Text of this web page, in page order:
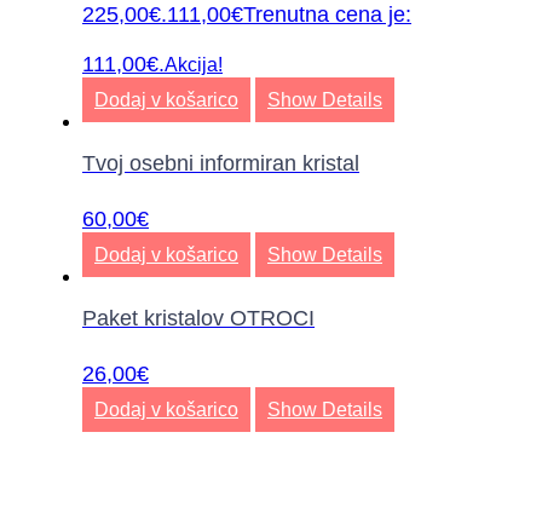
225,00€.111,00€Trenutna cena je:
111,00€.Akcija!
Dodaj v košarico
Show Details
Tvoj osebni informiran kristal
60,00€
Dodaj v košarico Show Details
Paket kristalov OTROCI
26,00€
Dodaj v košarico Show Details